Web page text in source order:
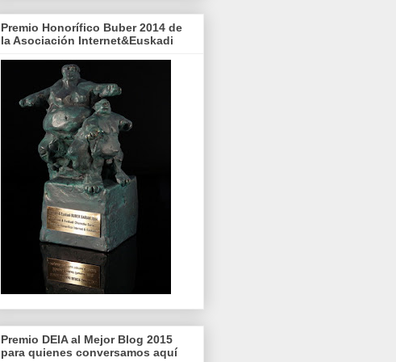
Premio Honorífico Buber 2014 de
la Asociación Internet&Euskadi
Premio DEIA al Mejor Blog 2015
para quienes conversamos aquí